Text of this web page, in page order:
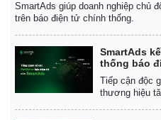
SmartAds giúp doanh nghiệp chủ
trên báo điện tử chính thống.
SmartAds
thống báo
Tiếp cận độc
thương hiệu